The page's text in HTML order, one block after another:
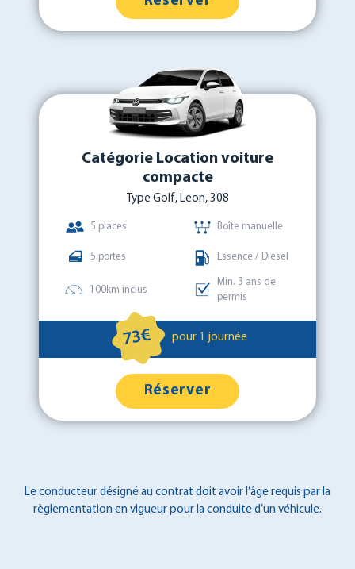
Catégorie Location voiture
compacte
Type Golf, Leon, 308
5 places Boîte manuelle
5 portes Essence / Diesel
100km inclus
Min. 3 ans de
permis
73€ pour 1 journée
Réserver
Le conducteur désigné au contrat doit avoir l’âge requis par la
règlementation en vigueur pour la conduite d’un véhicule.